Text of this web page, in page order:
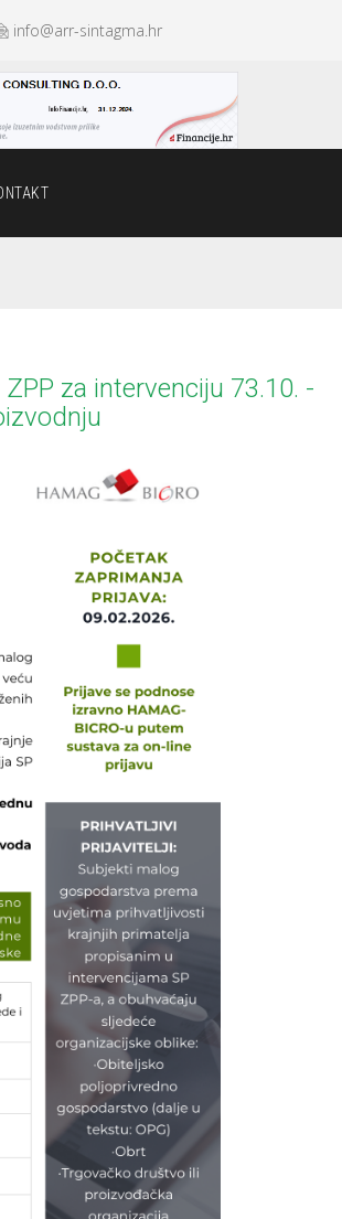
info@arr-sintagma.hr
za intervenciju 73.10. -